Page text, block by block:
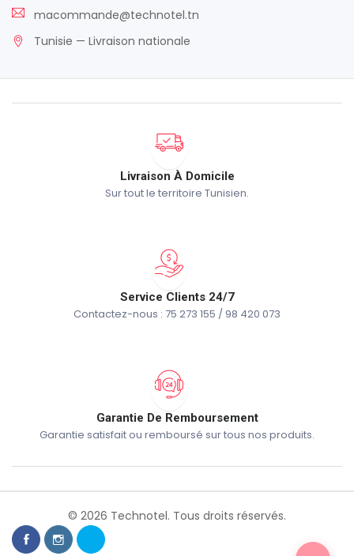
macommande@technotel.tn
Tunisie — Livraison nationale
Livraison À Domicile
Sur tout le territoire Tunisien.
Service Clients 24/7
Contactez-nous : 75 273 155 / 98 420 073
Garantie De Remboursement
Garantie satisfait ou remboursé sur tous nos produits.
© 2026 Technotel. Tous droits réservés.